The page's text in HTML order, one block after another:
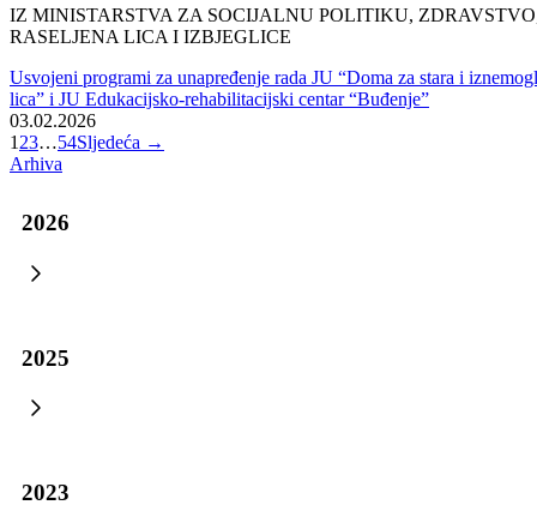
SREDSTAVA
Kantonalnoj bolnici Goražde